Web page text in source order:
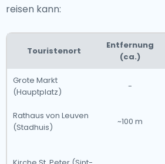
reisen kann:
Touristenort
Entfernung
(ca.)
Grote Markt
(Hauptplatz)
-
Rathaus von Leuven
(Stadhuis)
~100 m